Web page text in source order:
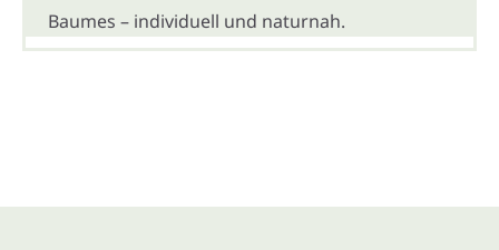
Baumes – individuell und naturnah.